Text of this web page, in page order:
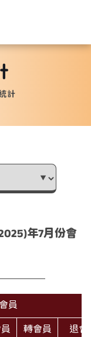
計
年7月份會
員
轉會員 退會